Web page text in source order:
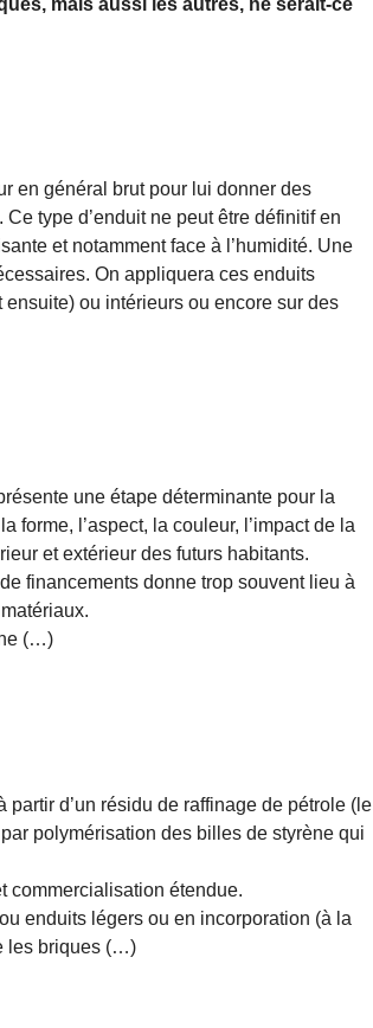
mais aussi les autres, ne serait-ce
en général brut pour lui donner des
type d’enduit ne peut être définitif en
et notamment face à l’humidité. Une
On appliquera ces enduits
ou intérieurs ou encore sur des
une étape déterminante pour la
forme, l’aspect, la couleur, l’impact de la
et extérieur des futurs habitants.
financements donne trop souvent lieu à
(…)
d’un résidu de raffinage de pétrole (le
polymérisation des billes de styrène qui
commercialisation étendue.
enduits légers ou en incorporation (à la
les briques (…)